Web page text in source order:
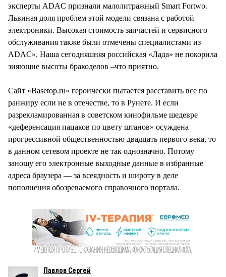
эксперты ADAC признали малолитражный Smart Fortwo.
Львиная доля проблем этой модели связана с работой
электроники. Высокая стоимость запчастей и сервисного
обслуживания также были отмечены специалистами из
ADAC». Наша сегодняшняя российская «Лада» не покорила
зияющие высоты бракоделов –что приятно.
Сайт «Basetop.ru» героически пытается расставить все по
ранжиру если не в отечестве, то в Рунете. И если
разрекламированная в советском кинофильме шедевре
«деференсация пацаков по цвету штанов» осуждена
прогрессивной общественностью двадцать первого века, то
в данном сетевом проекте не так однозначно. Потому
заношу его электронные выходные данные в избранные
адреса браузера — за всеядность и широту в деле
пополнения обозреваемого справочного портала.
Павлов Сергей